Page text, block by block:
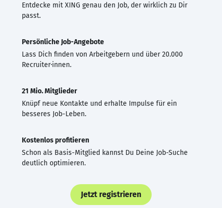
Entdecke mit XING genau den Job, der wirklich zu Dir
passt.
Persönliche Job-Angebote
Lass Dich finden von Arbeitgebern und über 20.000
Recruiter·innen.
21 Mio. Mitglieder
Knüpf neue Kontakte und erhalte Impulse für ein
besseres Job-Leben.
Kostenlos profitieren
Schon als Basis-Mitglied kannst Du Deine Job-Suche
deutlich optimieren.
Jetzt registrieren